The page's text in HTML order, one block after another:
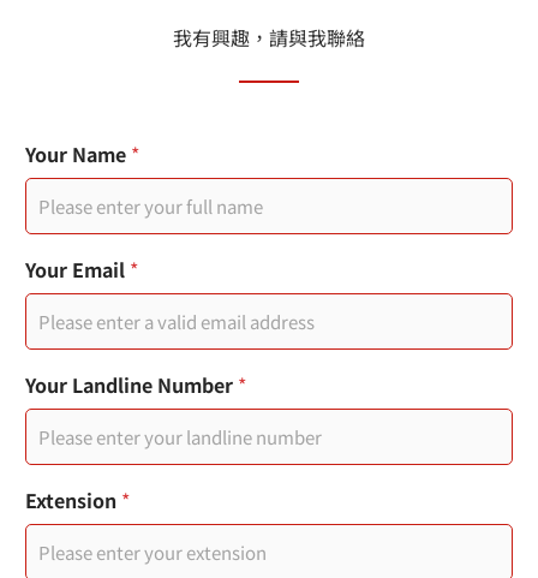
我有興趣，請與我聯絡
您
的
電
子
件
日
期
戳
記
頁
面
連
結
Your Name *
Your Email *
Your Landline Number *
Y
o
Extension *